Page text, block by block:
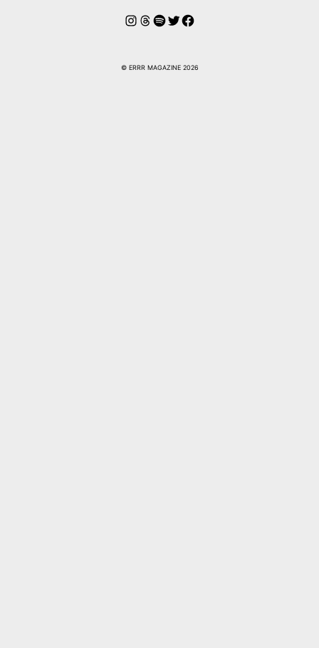
Instagram
Threads
Spotify
Twitter
Facebook
© ERRR MAGAZINE 2026